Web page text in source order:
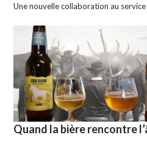
Une nouvelle collaboration au
Quand la bière rencontre